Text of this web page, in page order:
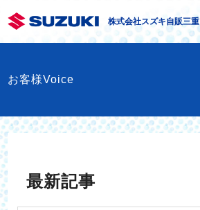
株式会社スズキ自販三重
お客様Voice
最新記事